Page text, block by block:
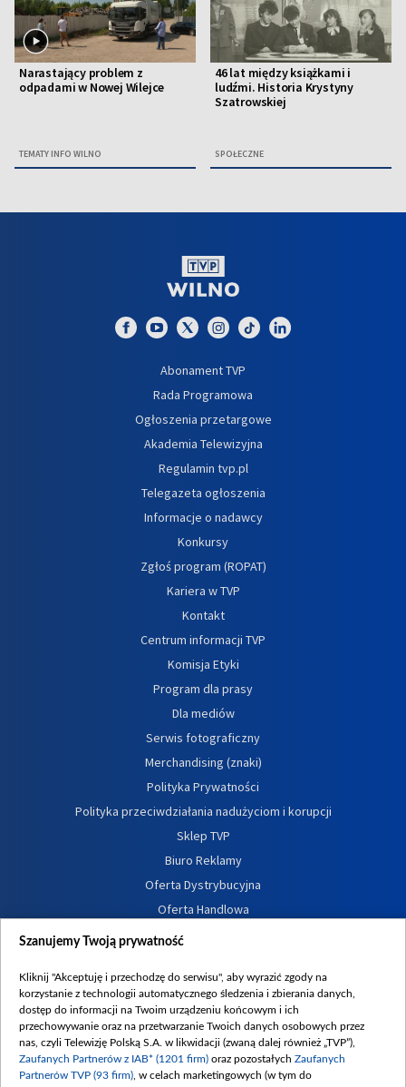
Narastający problem z
odpadami w Nowej Wilejce
TEMATY INFO WILNO
46 lat między książkami i
ludźmi. Historia Krystyny
Szatrowskiej
SPOŁECZNE
Abonament TVP
Rada Programowa
Ogłoszenia przetargowe
Akademia Telewizyjna
Regulamin tvp.pl
Telegazeta ogłoszenia
Informacje o nadawcy
Konkursy
Zgłoś program (ROPAT)
Kariera w TVP
Kontakt
Centrum informacji TVP
Komisja Etyki
Program dla prasy
Dla mediów
Serwis fotograficzny
Merchandising (znaki)
Polityka Prywatności
Polityka przeciwdziałania nadużyciom i korupcji
Sklep TVP
Biuro Reklamy
Oferta Dystrybucyjna
Oferta Handlowa
Dostępność
Procedura zgłoszeń wewnętrznych
Szanujemy Twoją prywatność
Kliknij "Akceptuję i przechodzę do serwisu", aby wyrazić zgody na
korzystanie z technologii automatycznego śledzenia i zbierania danych,
dostęp do informacji na Twoim urządzeniu końcowym i ich
przechowywanie oraz na przetwarzanie Twoich danych osobowych przez
nas, czyli Telewizję Polską S.A. w likwidacji (zwaną dalej również „TVP”),
Zaufanych Partnerów z IAB* (1201 firm) oraz pozostałych Zaufanych
Partnerów TVP (93 firm) , w celach marketingowych (w tym do